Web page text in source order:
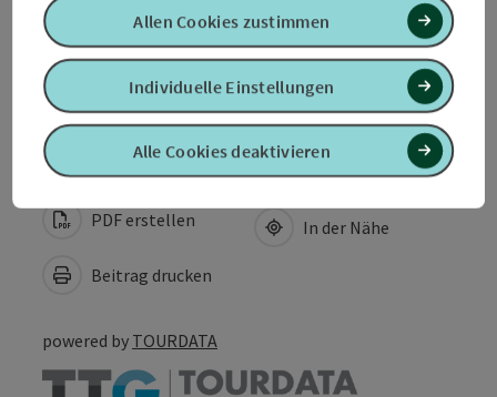
Mitgliedschaften
Unterkünfte
PDF erstellen
Beitrag drucken
In der Nähe
powered by TOURDATA
Alle Cookies deaktivieren
Individuelle Einstellungen
Allen Cookies zustimmen